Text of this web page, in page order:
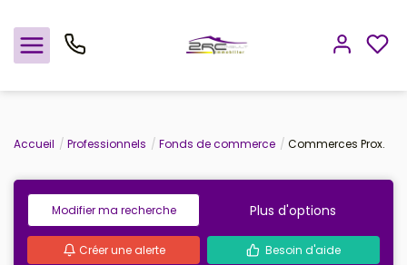
Nos offres
Notre agence
Rejoindre le groupement
Accueil Professionnels Fonds de commerce Commerces Prox.
Modifier ma recherche Plus d'options
Créer une alerte Besoin d'aide